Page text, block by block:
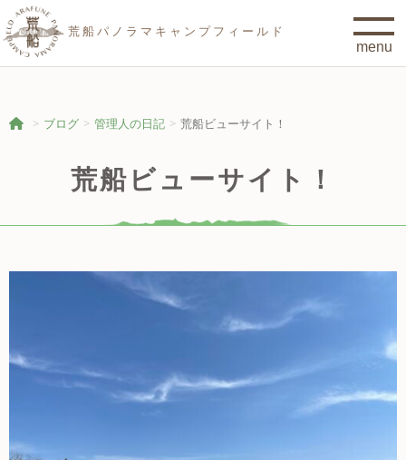
荒船パノラマキャンプフィールド
ブログ 管理人の日記 荒船ビューサイト！
荒船ビューサイト！